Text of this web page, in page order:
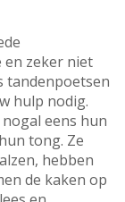
en zeker niet
tandenpoetsen
hulp nodig.
eens hun
tong. Ze
hebben
de kaken op